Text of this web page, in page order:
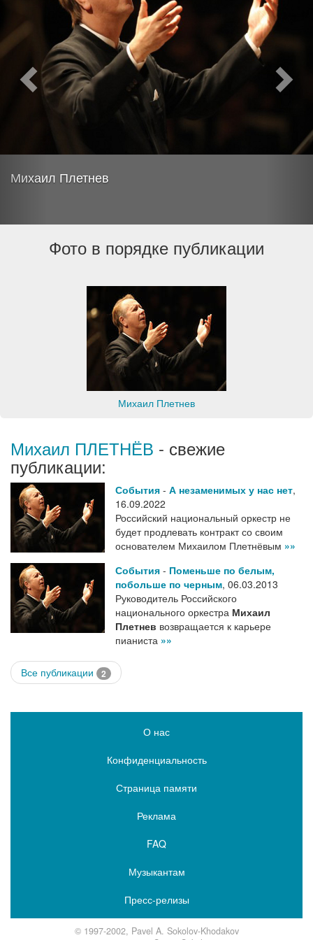
Михаил Плетнев
Фото в порядке публикации
Михаил Плетнев
Михаил ПЛЕТНЁВ - свежие
публикации:
События - А незаменимых у нас нет,
16.09.2022
Российский национальный оркестр не
будет продлевать контракт со своим
основателем Михаилом Плетнёвым »»
События - Поменьше по белым,
побольше по черным, 06.03.2013
Руководитель Российского
национального оркестра Михаил
Плетнев возвращается к карьере
пианиста »»
Все публикации 2
О нас
Конфиденциальность
Страница памяти
Реклама
FAQ
Музыкантам
Пресс-релизы
© 1997-2002, Pavel A. Sokolov-Khodakov